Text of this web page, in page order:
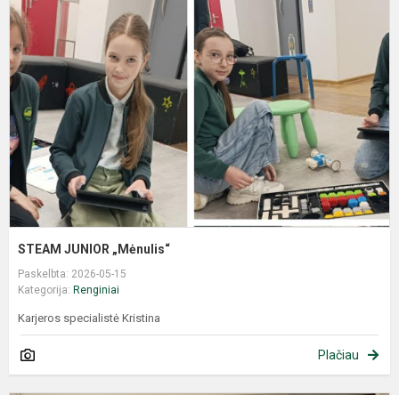
STEAM JUNIOR „Mėnulis“
Paskelbta: 2026-05-15
Kategorija: Renginiai
Karjeros specialistė Kristina
Plačiau